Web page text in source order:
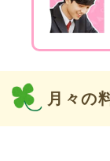
月々の